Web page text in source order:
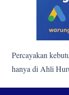
Percayakan
hanya di Ahli